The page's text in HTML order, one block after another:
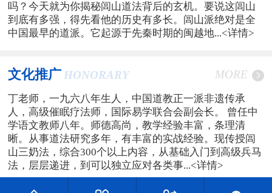
吗？今天就为你揭秘闾山道法背后的玄机。要说这闾山
到底有多强，得先看他的历史有多长。闾山派绝对是全
中国最早的道派。它起源于先秦时期的闽越地...<详情>
文化推广 HONORARY MORE
丁老师，一九六八年生人，中国道教正一派非遗传承
人，高级催眠疗法师，国际易学联合会副会长。 曾任中
学语文教师八年。师德高尚，教学经验丰富，条理清
晰。从事道法研究多年，有丰富的实战经验。现传授闾
山三奶法，综合300个以上内容，从基础入门到高级兵马
法，层层递进，到可以独立应对各类事...<详情>